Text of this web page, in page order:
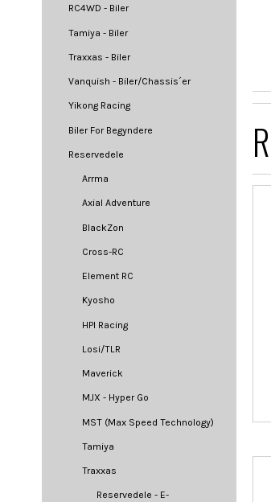
RC4WD - Biler
Tamiya - Biler
Traxxas - Biler
Vanquish - Biler/Chassis´er
Yikong Racing
Biler For Begyndere
Reservedele
Arrma
Axial Adventure
BlackZon
Cross-RC
Element RC
Kyosho
HPI Racing
Losi/TLR
Maverick
MJX - Hyper Go
MST (Max Speed Technology)
Tamiya
Traxxas
Reservedele - E-